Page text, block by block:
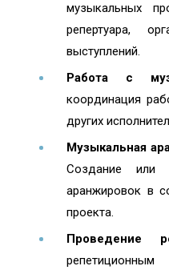
музыкальных
репертуара,
выступлений.
Работа с
координация
других
Музыкальная
Создание или
аранжировок в
проекта.
Проведение
репетиционным